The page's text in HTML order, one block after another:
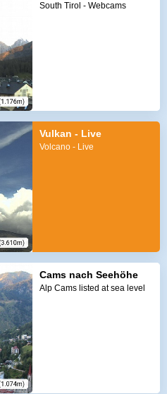
South Tirol - Webcams
Vulkan - Live
Volcano - Live
Cams nach Seehöhe
Alp Cams listed at sea level